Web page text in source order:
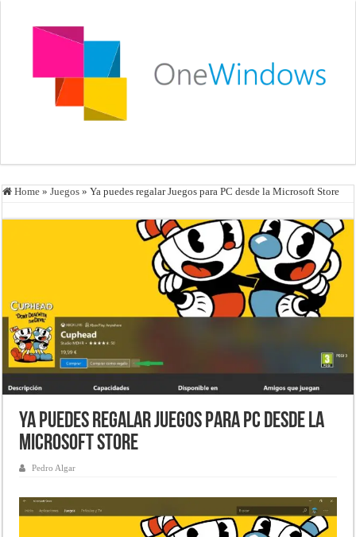
Home » Juegos » Ya puedes regalar Juegos para PC desde la Microsoft Store
Ya puedes regalar Juegos para PC desde la
Microsoft Store
Pedro Algar